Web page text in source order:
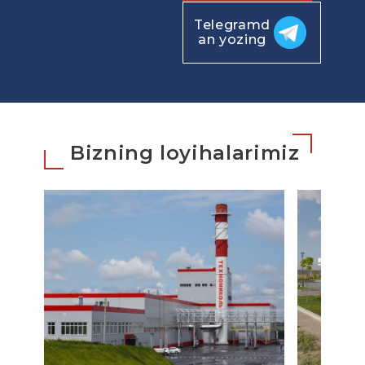
Telegramd
an yozing
Bizning loyihalarimiz